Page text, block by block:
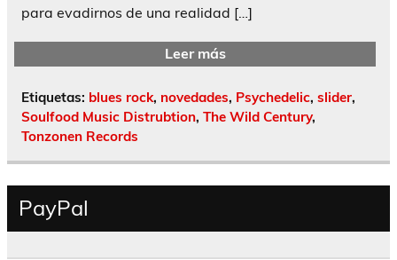
para evadirnos de una realidad […]
Leer más
Etiquetas: blues rock, novedades, Psychedelic, slider,
Soulfood Music Distrubtion, The Wild Century,
Tonzonen Records
PayPal